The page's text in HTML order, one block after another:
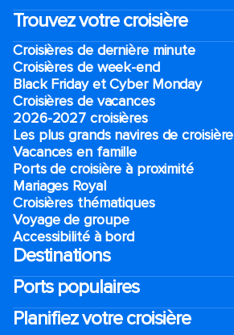
Trouvez votre croisière
Croisières de dernière minute
Croisières de week-end
Black Friday et Cyber Monday
Croisières de vacances
2026-2027 croisières
Les plus grands navires de croisière
Vacances en famille
Ports de croisière à proximité
Mariages Royal
Croisières thématiques
Voyage de groupe​
Accessibilité à bord​
Destinations
Ports populaires
Planifiez votre croisière